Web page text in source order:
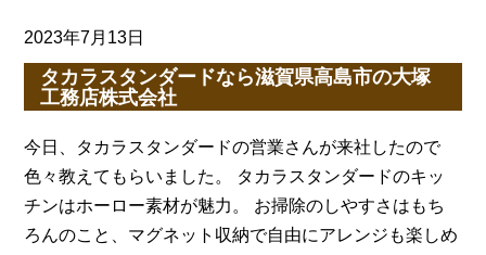
2023年7月13日
タカラスタンダードなら滋賀県高島市の大塚
工務店株式会社
今日、タカラスタンダードの営業さんが来社したので
色々教えてもらいました。 タカラスタンダードのキッ
チンはホーロー素材が魅力。 お掃除のしやすさはもち
ろんのこと、マグネット収納で自由にアレンジも楽しめ